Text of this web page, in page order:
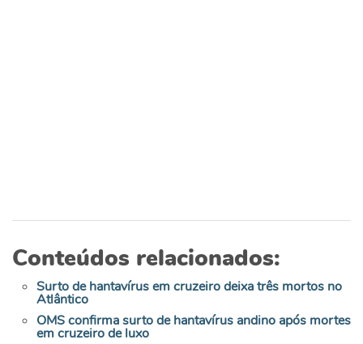
Conteúdos relacionados:
Surto de hantavírus em cruzeiro deixa três mortos no
Atlântico
OMS confirma surto de hantavírus andino após mortes
em cruzeiro de luxo